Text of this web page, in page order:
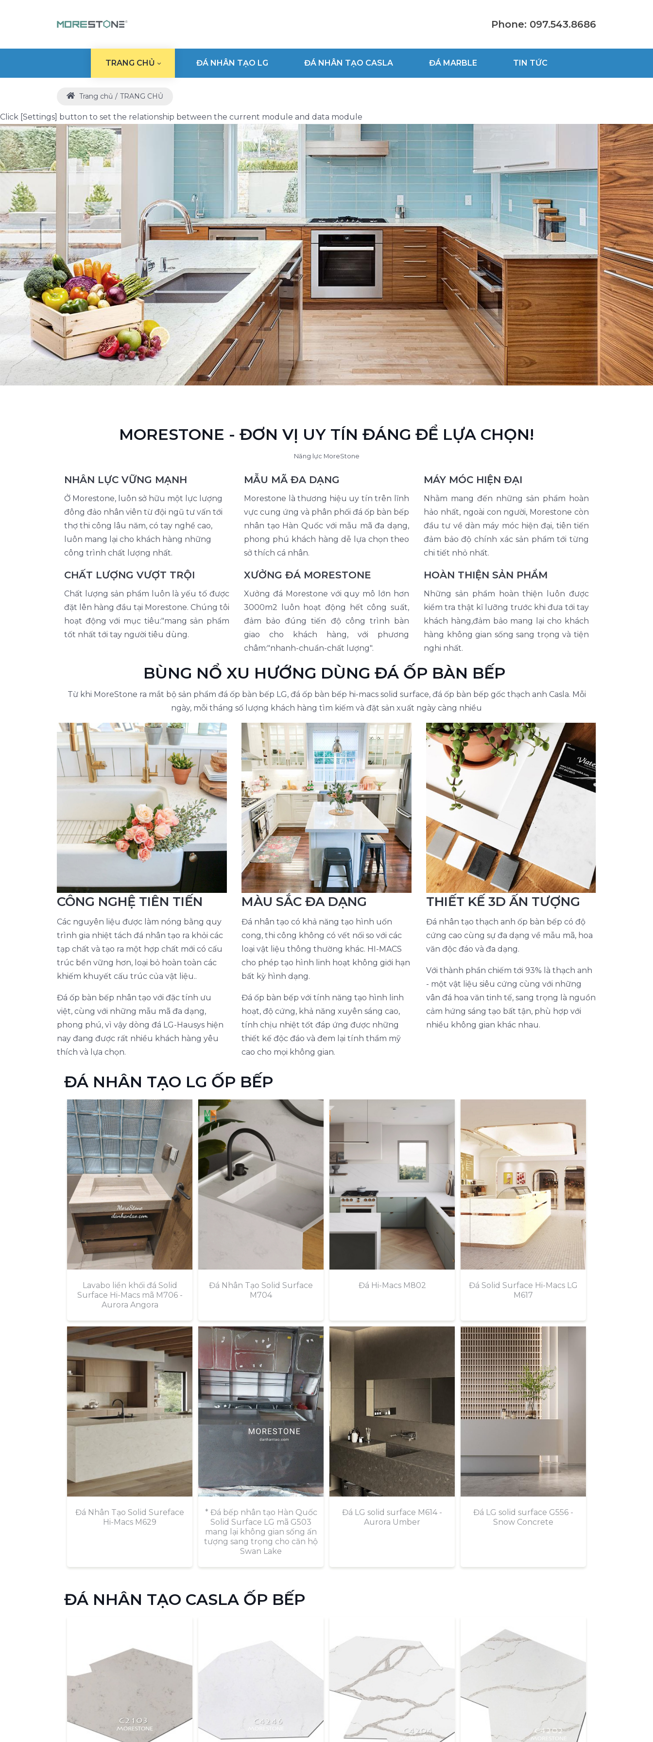
Phone: 097.543.8686
TRANG CHỦ ĐÁ NHÂN TẠO LG ĐÁ NHÂN TẠO CASLA ĐÁ MARBLE TIN TỨC
Trang chủ TRANG CHỦ
Click [Settings] button to set the relationship between the current module and data module
MORESTONE - ĐƠN VỊ UY TÍN ĐÁNG ĐỂ LỰA CHỌN!
Năng lực MoreStone
NHÂN LỰC VỮNG MẠNH
Ở Morestone, luôn sở hữu một lực lượng
đông đảo nhân viên từ đội ngũ tư vấn tới
thợ thi công lâu năm, có tay nghề cao,
luôn mang lại cho khách hàng những
công trình chất lượng nhất.
MẪU MÃ ĐA DẠNG
Morestone là thương hiệu uy tín trên lĩnh
vực cung ứng và phân phối đá ốp bàn bếp
nhân tạo Hàn Quốc với mẫu mã đa dạng,
phong phú khách hàng dễ lựa chọn theo
sở thích cá nhân.
MÁY MÓC HIỆN ĐẠI
Nhằm mang đến những sản phẩm hoàn
hảo nhất, ngoài con người, Morestone còn
đầu tư về dàn máy móc hiện đại, tiên tiến
đảm bảo độ chính xác sản phẩm tới từng
chi tiết nhỏ nhất.
CHẤT LƯỢNG VƯỢT TRỘI
Chất lượng sản phẩm luôn là yếu tố được
đặt lên hàng đầu tại Morestone. Chúng tôi
hoạt động với mục tiêu:"mang sản phẩm
tốt nhất tới tay người tiêu dùng.
XƯỞNG ĐÁ MORESTONE
Xưởng đá Morestone với quy mô lớn hơn
3000m2 luôn hoạt động hết công suất,
đảm bảo đúng tiến độ công trình bàn
giao cho khách hàng, với phương
châm:"nhanh-chuẩn-chất lượng".
HOÀN THIỆN SẢN PHẨM
Những sản phẩm hoàn thiện luôn được
kiểm tra thật kĩ lưỡng trước khi đưa tới tay
khách hàng,đảm bảo mang lại cho khách
hàng không gian sống sang trọng và tiện
nghi nhất.
BÙNG NỔ XU HƯỚNG DÙNG ĐÁ ỐP BÀN BẾP
Từ khi MoreStone ra mắt bộ sản phẩm đá ốp bàn bếp LG, đá ốp bàn bếp hi-macs solid surface, đá ốp bàn bếp gốc thạch anh Casla. Mỗi
ngày, mỗi tháng số lượng khách hàng tìm kiếm và đặt sản xuất ngày càng nhiều
CÔNG NGHỆ TIÊN TIẾN
Các nguyên liệu được làm nóng bằng quy
trình gia nhiệt tách đá nhân tạo ra khỏi các
tạp chất và tạo ra một hợp chất mới có cấu
trúc bền vững hơn, loại bỏ hoàn toàn các
khiếm khuyết cấu trúc của vật liệu..
Đá ốp bàn bếp nhân tạo với đặc tính ưu
việt, cùng với những mẫu mã đa dạng,
phong phú, vì vậy dòng đá LG-Hausys hiện
nay đang được rất nhiều khách hàng yêu
thích và lựa chọn.
MÀU SẮC ĐA DẠNG
Đá nhân tạo có khả năng tạo hình uốn
cong, thi công không có vết nối so với các
loại vật liệu thông thường khác. HI-MACS
cho phép tạo hình linh hoạt không giới hạn
bất kỳ hình dạng.
Đá ốp bàn bếp với tính năng tạo hình linh
hoạt, độ cứng, khả năng xuyên sáng cao,
tính chịu nhiệt tốt đáp ứng được những
thiết kế độc đáo và đem lại tính thẩm mỹ
cao cho mọi không gian.
THIẾT KẾ 3D ẤN TƯỢNG
Đá nhân tạo thạch anh ốp bàn bếp có độ
cứng cao cùng sự đa dạng về mẫu mã, hoa
văn độc đáo và đa dạng.
Với thành phần chiếm tới 93% là thạch anh
- một vật liệu siêu cứng cùng với những
vân đá hoa văn tinh tế, sang trọng là nguồn
cảm hứng sáng tạo bất tận, phù hợp với
nhiều không gian khác nhau.
ĐÁ NHÂN TẠO LG ỐP BẾP
Lavabo liền khối đá Solid
Surface Hi-Macs mã M706 -
Aurora Angora
Đá Nhân Tạo Solid Surface
M704
Đá Hi-Macs M802
Đá Solid Surface Hi-Macs LG
M617
Đá Nhân Tạo Solid Sureface
Hi-Macs M629
* Đá bếp nhân tạo Hàn Quốc
Solid Surface LG mã G503
mang lại không gian sống ấn
tượng sang trọng cho căn hộ
Swan Lake
Đá LG solid surface M614 -
Aurora Umber
Đá LG solid surface G556 -
Snow Concrete
ĐÁ NHÂN TẠO CASLA ỐP BẾP